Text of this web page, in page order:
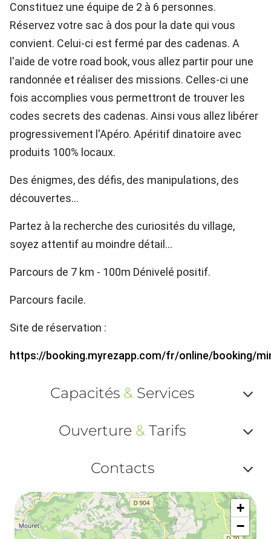
Constituez une équipe de 2 à 6 personnes.
Réservez votre sac à dos pour la date qui vous
convient. Celui-ci est fermé par des cadenas. A
l'aide de votre road book, vous allez partir pour une
randonnée et réaliser des missions. Celles-ci une
fois accomplies vous permettront de trouver les
codes secrets des cadenas. Ainsi vous allez libérer
progressivement l'Apéro. Apéritif dinatoire avec
produits 100% locaux.
Des énigmes, des défis, des manipulations, des
découvertes...
Partez à la recherche des curiosités du village,
soyez attentif au moindre détail...
Parcours de 7 km - 100m Dénivelé positif.
Parcours facile.
Site de réservation :
https://booking.myrezapp.com/fr/online/booking/
Capacités & Services
ou
Ouverture & Tarifs
ou
Contacts
ou
+
−